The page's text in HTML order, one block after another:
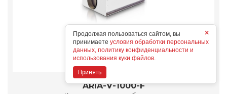
ARIA-V-1000-F
×
Продолжая пользоваться сайтом, вы
принимаете условия обработки персональных
данных, политику конфиденциальности и
использования куки файлов.
Принять